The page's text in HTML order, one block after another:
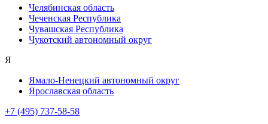
Челябинская область
Чеченская Республика
Чувашская Республика
Чукотский автономный округ
Я
Ямало-Ненецкий автономный округ
Ярославская область
+7 (495) 737-58-58